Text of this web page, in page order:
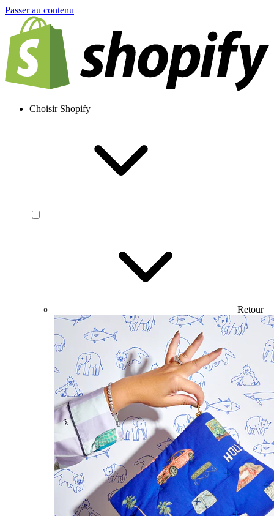
Passer au contenu
Choisir Shopify
Retour